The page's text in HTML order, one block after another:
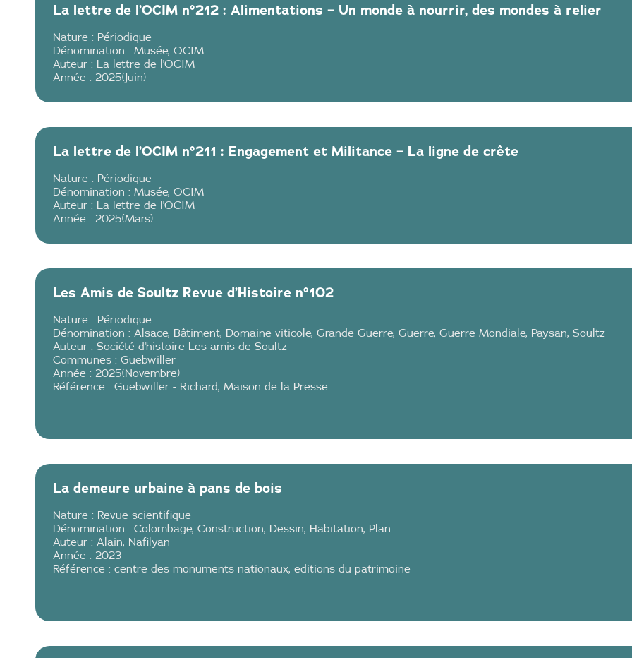
La lettre de l’OCIM n°212 : Alimentations – Un monde à nourrir, des mondes à relier
Nature : Périodique
Dénomination : Musée, OCIM
Auteur :
La lettre de l'OCIM
Année : 2025( Juin)
La lettre de l’OCIM n°211 : Engagement et Militance – La ligne de crête
Nature : Périodique
Dénomination : Musée, OCIM
Auteur :
La lettre de l'OCIM
Année : 2025(Mars)
Les Amis de Soultz Revue d’Histoire n°102
Nature : Périodique
Dénomination : Alsace, Bâtiment, Domaine viticole, Grande Guerre, Guerre, Guerre Mondiale, Paysan, Soultz
Auteur : Société d'histoire Les amis de Soultz
Communes : Guebwiller
Année : 2025(Novembre)
Référence : Guebwiller - Richard, Maison de la Presse
La demeure urbaine à pans de bois
Nature : Revue scientifique
Dénomination : Colombage, Construction, Dessin, Habitation, Plan
Auteur : Alain, Nafilyan
Année : 2023
Référence : centre des monuments nationaux, editions du patrimoine